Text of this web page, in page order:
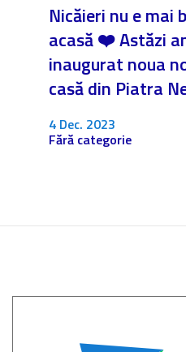
Nicăieri nu e mai
acasă ❤️ Astăzi
inaugurat noua
casă din Piatra
4 Dec. 2023
Fără categorie